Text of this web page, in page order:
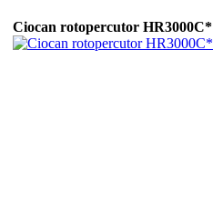
Ciocan rotopercutor HR3000C*